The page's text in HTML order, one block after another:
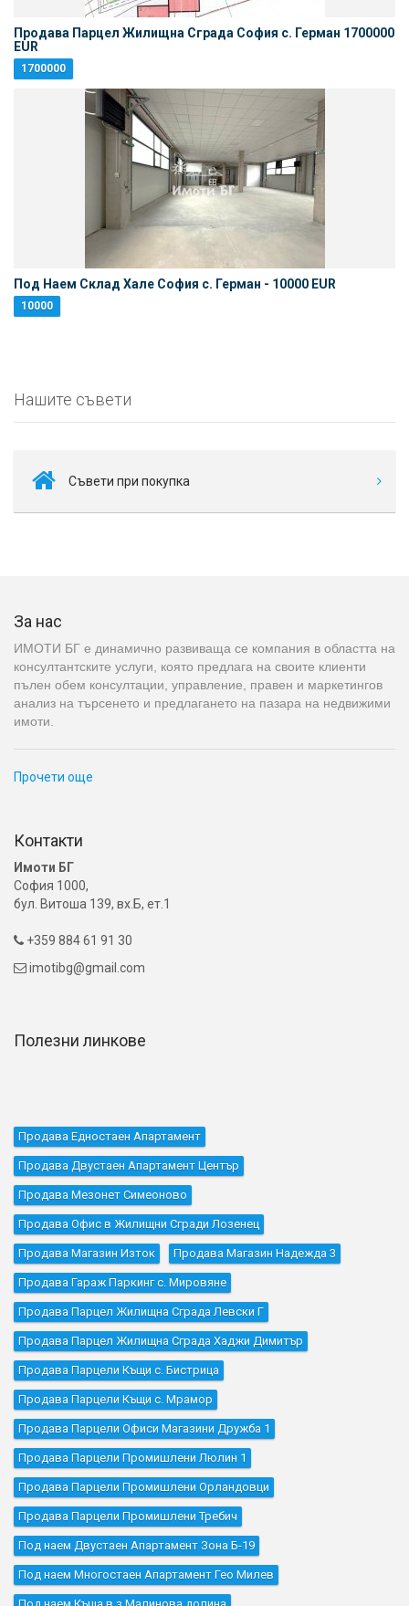
Продава Парцел Жилищна Сграда София с. Герман 1700000
EUR
1700000
Под Наем Склад Хале София с. Герман - 10000 EUR
10000
Нашите съвети
Съвети при покупка
За нас
ИМОТИ БГ е динамично развиваща се компания в областта на
консултантските услуги, която предлага на своите клиенти
пълен обем консултации, управление, правен и маркетингов
анализ на търсенето и предлагането на пазара на недвижими
имоти.
Прочети още
Контакти
Имоти БГ
София 1000,
бул. Витоша 139, вх.Б, ет.1
 +359 884 61 91 30
 imotibg@gmail.com
Полезни линкове
Продава Едностаен Апартамент
Продава Двустаен Апартамент Център
Продава Мезонет Симеоново
Продава Офис в Жилищни Сгради Лозенец
Продава Магазин Изток Продава Магазин Надежда 3
Продава Гараж Паркинг с. Мировяне
Продава Парцел Жилищна Сграда Левски Г
Продава Парцел Жилищна Сграда Хаджи Димитър
Продава Парцели Къщи с. Бистрица
Продава Парцели Къщи с. Мрамор
Продава Парцели Офиси Магазини Дружба 1
Продава Парцели Промишлени Люлин 1
Продава Парцели Промишлени Орландовци
Продава Парцели Промишлени Требич
Под наем Двустаен Апартамент Зона Б-19
Под наем Многостаен Апартамент Гео Милев